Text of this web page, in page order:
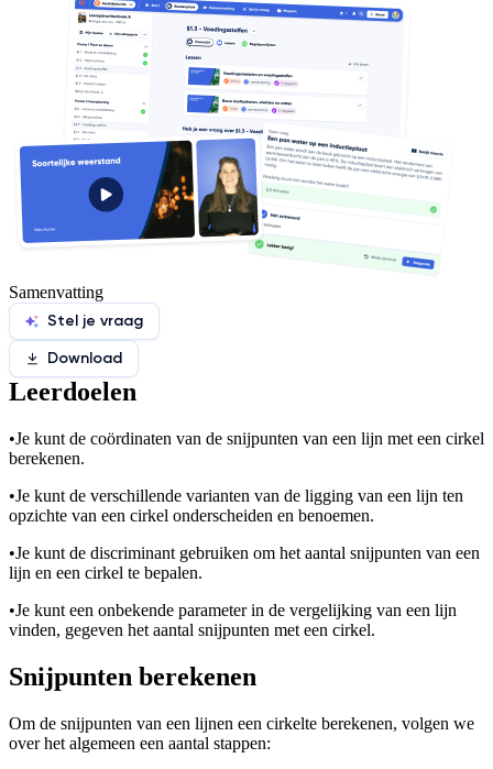
Samenvatting
Stel je vraag
Download
Leerdoelen
•Je kunt de coördinaten van de snijpunten van een lijn met een cirkel
berekenen.
•Je kunt de verschillende varianten van de ligging van een lijn ten
opzichte van een cirkel onderscheiden en benoemen.
•Je kunt de discriminant gebruiken om het aantal snijpunten van een
lijn en een cirkel te bepalen.
•Je kunt een onbekende parameter in de vergelijking van een lijn
vinden, gegeven het aantal snijpunten met een cirkel.
Snijpunten berekenen
Om de snijpunten van een lijnen een cirkelte berekenen, volgen we
over het algemeen een aantal stappen: